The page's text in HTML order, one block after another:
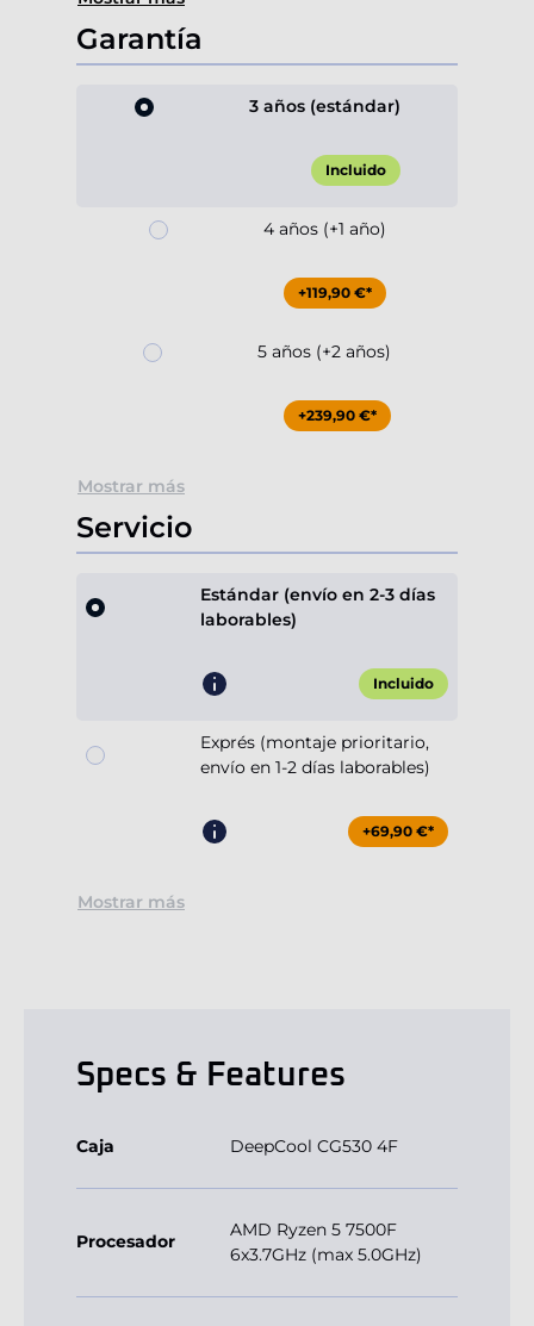
Garantía
3 años (estándar)
Incluido
4 años (+1 año)
+119,90 €*
5 años (+2 años)
+239,90 €*
Mostrar más
Servicio
Estándar (envío en 2-3 días
laborables)
Incluido
Exprés (montaje prioritario,
envío en 1-2 días laborables)
+69,90 €*
Mostrar más
Specs & Features
Caja DeepCool CG530 4F
Procesador
AMD Ryzen 5 7500F
6x3.7GHz (max 5.0GHz)